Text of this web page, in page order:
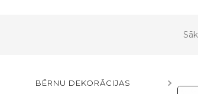
BĒRNU DEKORĀCIJAS